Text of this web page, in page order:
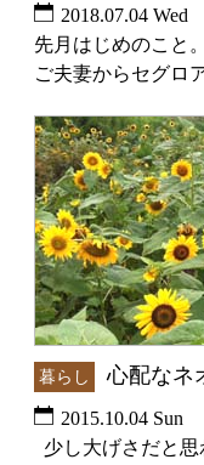
2018.07.04 Wed
先月はじめのこと
ご夫妻からセグロ
暮らし 心配なネ
2015.10.04 Sun
少し大げさだと